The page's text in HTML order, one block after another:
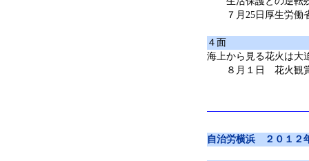
７月25日厚生労働
４面
海上から見る花火は大
８月１日 花火観賞
自治労横浜 ２０１２